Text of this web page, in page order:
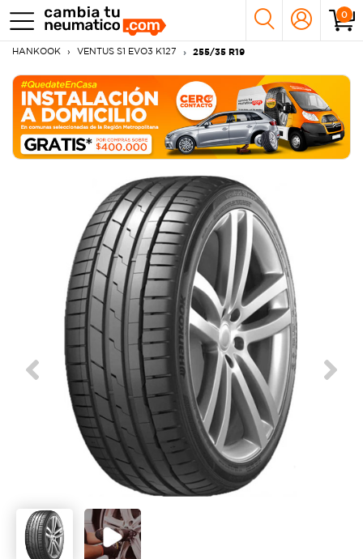
0
HANKOOK VENTUS S1 EVO3 K127 255/35 R19
Previous Next